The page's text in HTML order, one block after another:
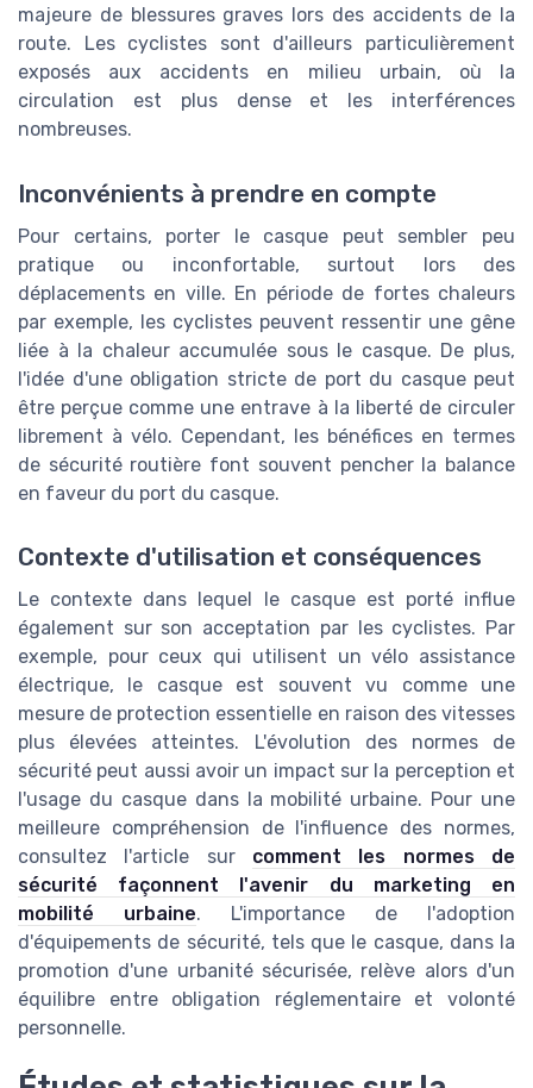
majeure de blessures graves lors des accidents de la
route. Les cyclistes sont d'ailleurs particulièrement
exposés aux accidents en milieu urbain, où la
circulation est plus dense et les interférences
nombreuses.
Inconvénients à prendre en compte
Pour certains, porter le casque peut sembler peu
pratique ou inconfortable, surtout lors des
déplacements en ville. En période de fortes chaleurs
par exemple, les cyclistes peuvent ressentir une gêne
liée à la chaleur accumulée sous le casque. De plus,
l'idée d'une obligation stricte de port du casque peut
être perçue comme une entrave à la liberté de circuler
librement à vélo. Cependant, les bénéfices en termes
de sécurité routière font souvent pencher la balance
en faveur du port du casque.
Contexte d'utilisation et conséquences
Le contexte dans lequel le casque est porté influe
également sur son acceptation par les cyclistes. Par
exemple, pour ceux qui utilisent un vélo assistance
électrique, le casque est souvent vu comme une
mesure de protection essentielle en raison des vitesses
plus élevées atteintes. L'évolution des normes de
sécurité peut aussi avoir un impact sur la perception et
l'usage du casque dans la mobilité urbaine. Pour une
meilleure compréhension de l'influence des normes,
consultez l'article sur comment les normes de
sécurité façonnent l'avenir du marketing en
mobilité urbaine. L'importance de l'adoption
d'équipements de sécurité, tels que le casque, dans la
promotion d'une urbanité sécurisée, relève alors d'un
équilibre entre obligation réglementaire et volonté
personnelle.